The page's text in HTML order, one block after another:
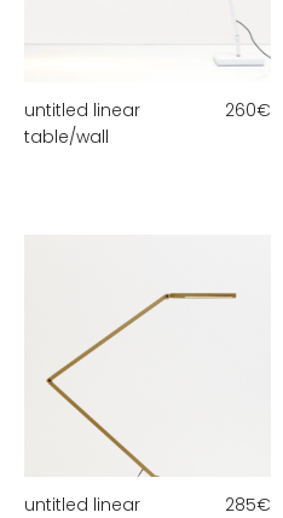
untitled linear
table/wall
260€
untitled linear
285€